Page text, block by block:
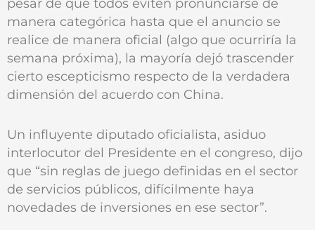
pesar de que todos eviten pronunciarse de
manera categórica hasta que el anuncio se
realice de manera oficial (algo que ocurriría la
semana próxima), la mayoría dejó trascender
cierto escepticismo respecto de la verdadera
dimensión del acuerdo con China.
Un influyente diputado oficialista, asiduo
interlocutor del Presidente en el congreso, dijo
que “sin reglas de juego definidas en el sector
de servicios públicos, difícilmente haya
novedades de inversiones en ese sector”.